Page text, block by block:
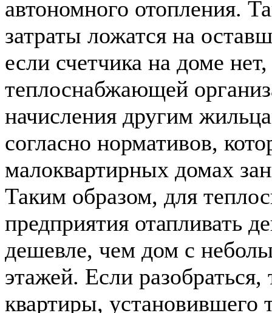
автономного отопления.
затраты ложатся на
если счетчика на доме
теплоснабжающей
начисления другим
согласно нормативов,
малоквартирных домах
Таким образом, для
предприятия отапливать
дешевле, чем дом с
этажей. Если разобраться,
квартиры, установившего